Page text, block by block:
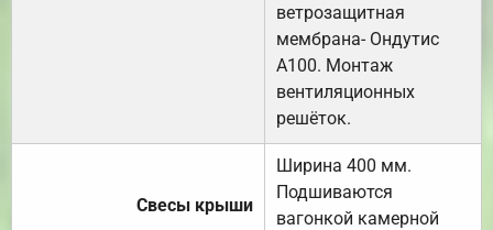
ветрозащитная
мембрана- Ондутис
А100. Монтаж
вентиляционных
решёток.
Свесы крыши
Ширина 400 мм.
Подшиваются
вагонкой камерной